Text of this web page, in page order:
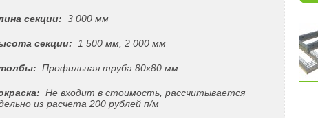
секции: 3 000 мм
секции: 1 500 мм, 2 000 мм
Профильная труба 80х80 мм
Не входит в стоимость, рассчитывается
из расчета 200 рублей п/м